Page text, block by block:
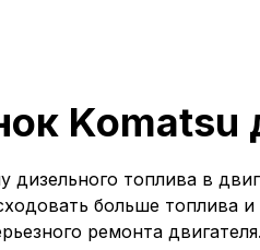
Komatsu
топлива в
больше топлива
ремонта двигателя.